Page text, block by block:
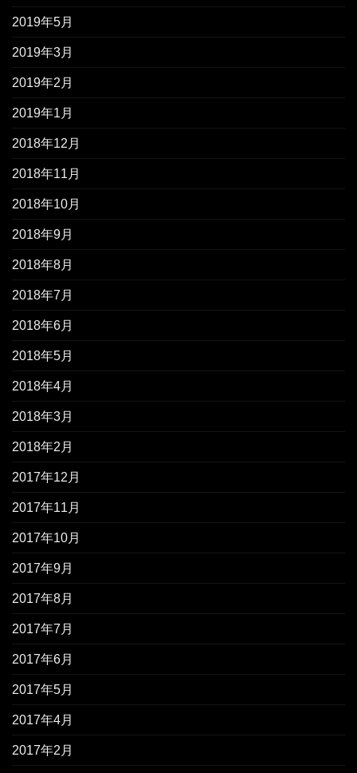
2019年5月
2019年3月
2019年2月
2019年1月
2018年12月
2018年11月
2018年10月
2018年9月
2018年8月
2018年7月
2018年6月
2018年5月
2018年4月
2018年3月
2018年2月
2017年12月
2017年11月
2017年10月
2017年9月
2017年8月
2017年7月
2017年6月
2017年5月
2017年4月
2017年2月